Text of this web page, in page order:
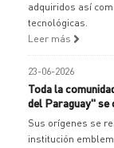
adquiridos así
tecnológicas.
Leer más
23-06-2026
Toda la
del Paraguay" se
Sus orígenes se
institución